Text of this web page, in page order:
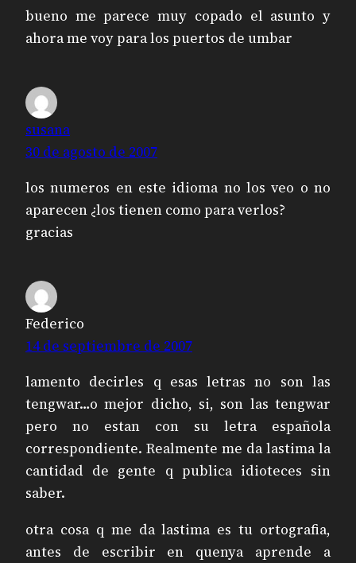
bueno me parece muy copado el asunto y
ahora me voy para los puertos de umbar
susana
30 de agosto de 2007
los numeros en este idioma no los veo o no
aparecen ¿los tienen como para verlos?
gracias
Federico
14 de septiembre de 2007
lamento decirles q esas letras no son las
tengwar…o mejor dicho, si, son las tengwar
pero no estan con su letra española
correspondiente. Realmente me da lastima la
cantidad de gente q publica idioteces sin
saber.
otra cosa q me da lastima es tu ortografia,
antes de escribir en quenya aprende a